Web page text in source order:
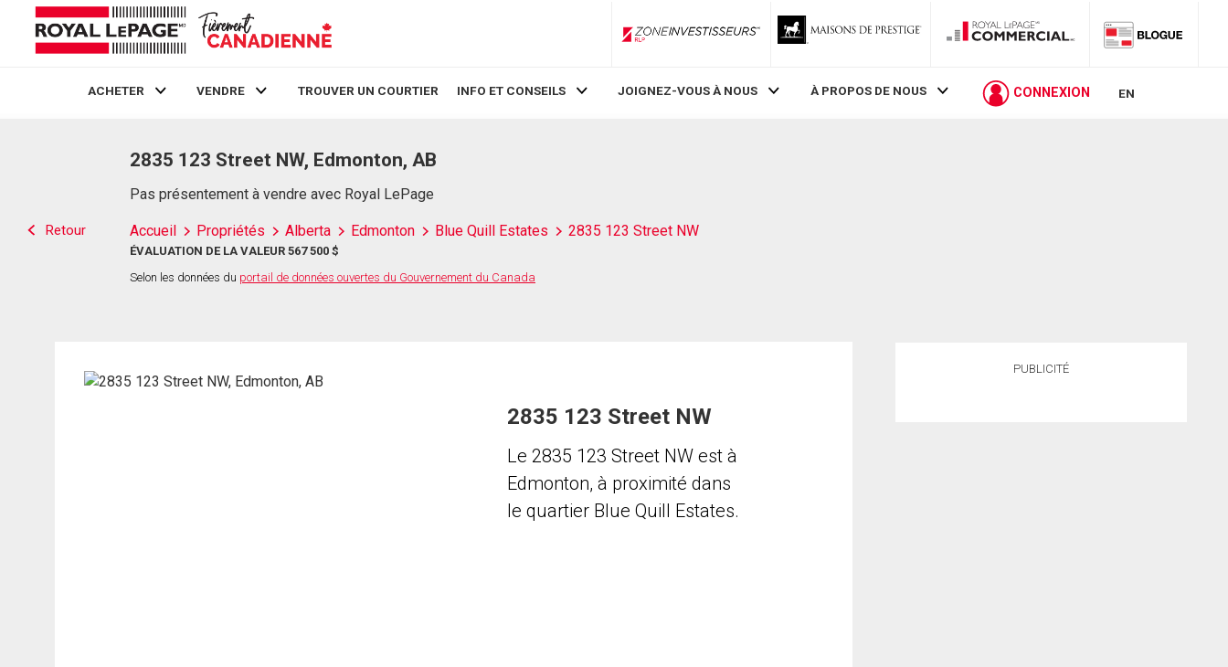
ZoneInvestisseurs RLP
ACHETER VENDRE TROUVER UN COURTIER INFO ET CONSEILS JOIGNEZ-VOUS À NOUS À PROPOS DE NOUS CONNEXION EN
Retour
2835 123 Street NW, Edmonton, AB
Pas présentement à vendre avec Royal LePage
Accueil Propriétés Alberta Edmonton Blue Quill Estates 2835 123 Street NW
ÉVALUATION DE LA VALEUR 567 500 $
Selon les données du portail de données ouvertes du Gouvernement du Canada
2835 123 Street NW
Le 2835 123 Street NW est à
Edmonton, à proximité dans
le quartier Blue Quill Estates.
PUBLICITÉ